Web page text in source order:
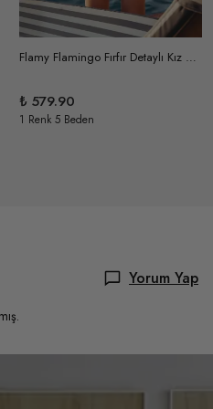
Flamy Flamingo Fırfır Detaylı Kız Çocuk Mayo
₺ 579.90
1 Renk 5 Beden
Yorum Yap